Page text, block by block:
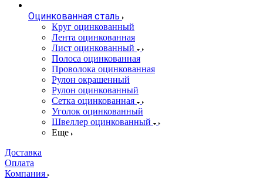
Оцинкованная сталь
Круг оцинкованный
Лента оцинкованная
Лист оцинкованный
Полоса оцинкованная
Проволока оцинкованная
Рулон окрашенный
Рулон оцинкованный
Сетка оцинкованная
Уголок оцинкованный
Швеллер оцинкованный
Еще
Доставка
Оплата
Компания